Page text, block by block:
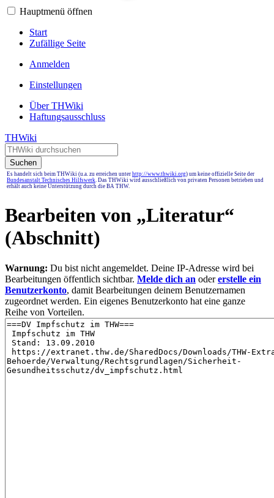
Hauptmenü öffnen
Start
Zufällige Seite
Anmelden
Einstellungen
Über THWiki
Haftungsausschluss
THWiki
Suchen
Es handelt sich beim THWiki (u.a. zu erreichen unter http://www.thwiki.org) um keine offizielle Seite der
Bundesanstalt Technisches Hilfswerk. Das THWiki wird ausschließlich von privaten Personen betrieben und
erhält auch keine Unterstützung durch die BA THW.
Bearbeiten von „Literatur“
(Abschnitt)
Warnung: Du bist nicht angemeldet. Deine IP-Adresse wird bei
Bearbeitungen öffentlich sichtbar. Melde dich an odererstelle ein
Benutzerkonto, damit Bearbeitungen deinem Benutzernamen
zugeordnet werden. Ein eigenes Benutzerkonto hat eine ganze
Reihe von Vorteilen.